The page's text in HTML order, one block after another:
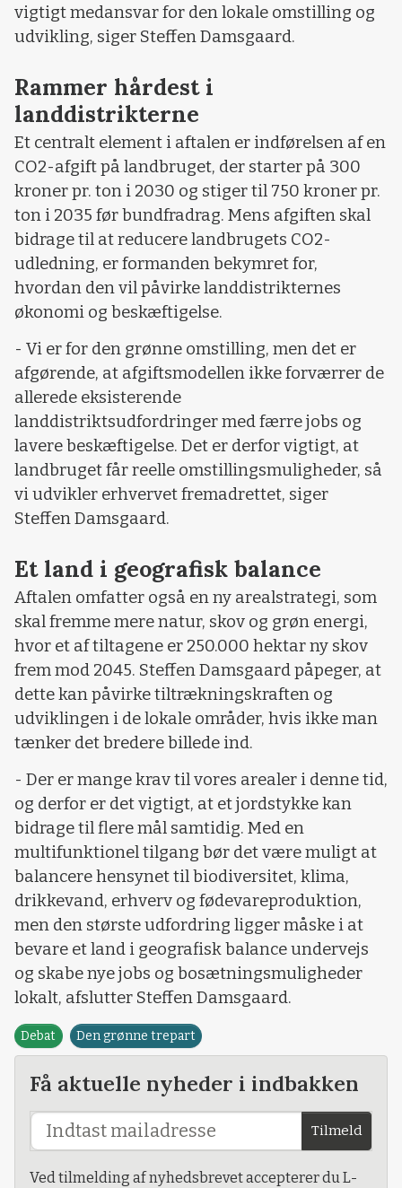
vigtigt medansvar for den lokale omstilling og
udvikling, siger Steffen Damsgaard.
Rammer hårdest i
landdistrikterne
Et centralt element i aftalen er indførelsen af en
CO2-afgift på landbruget, der starter på 300
kroner pr. ton i 2030 og stiger til 750 kroner pr.
ton i 2035 før bundfradrag. Mens afgiften skal
bidrage til at reducere landbrugets CO2-
udledning, er formanden bekymret for,
hvordan den vil påvirke landdistrikternes
økonomi og beskæftigelse.
- Vi er for den grønne omstilling, men det er
afgørende, at afgiftsmodellen ikke forværrer de
allerede eksisterende
landdistriktsudfordringer med færre jobs og
lavere beskæftigelse. Det er derfor vigtigt, at
landbruget får reelle omstillingsmuligheder, så
vi udvikler erhvervet fremadrettet, siger
Steffen Damsgaard.
Et land i geografisk balance
Aftalen omfatter også en ny arealstrategi, som
skal fremme mere natur, skov og grøn energi,
hvor et af tiltagene er 250.000 hektar ny skov
frem mod 2045. Steffen Damsgaard påpeger, at
dette kan påvirke tiltrækningskraften og
udviklingen i de lokale områder, hvis ikke man
tænker det bredere billede ind.
- Der er mange krav til vores arealer i denne tid,
og derfor er det vigtigt, at et jordstykke kan
bidrage til flere mål samtidig. Med en
multifunktionel tilgang bør det være muligt at
balancere hensynet til biodiversitet, klima,
drikkevand, erhverv og fødevareproduktion,
men den største udfordring ligger måske i at
bevare et land i geografisk balance undervejs
og skabe nye jobs og bosætningsmuligheder
lokalt, afslutter Steffen Damsgaard.
Debat Den grønne trepart
Få aktuelle nyheder i indbakken
Tilmeld
Ved tilmelding af nyhedsbrevet accepterer du L-